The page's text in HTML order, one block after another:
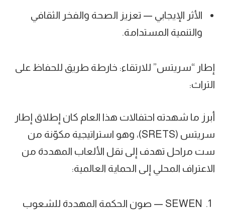
الأثر الإيجابي — تعزيز الصحة والفخر الثقافي
والتنمية المستدامة.
إطار “سريتس” للارتقاء: خارطة طريق للحفاظ على
التراث:
أبرز ما شهدته احتفالات هذا العام كان إطلاق إطار
سريتس (SRETS)، وهو استراتيجية مكوّنة من
ست مراحل تهدف إلى نقل الألعاب المهددة من
الاعتراف المحلي إلى الحماية العالمية:
SEWEN — صون الحكمة المهددة للشعوب